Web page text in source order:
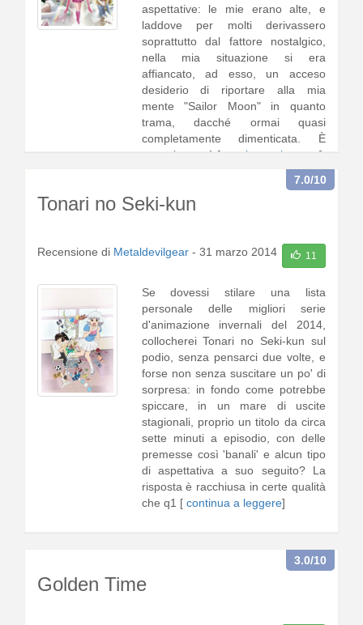
aspettative: le mie erano alte, e
laddove per molti derivassero
soprattutto dal fattore nostalgico,
nella mia situazione si era
affiancato, ad esso, un acceso
desiderio di riportare alla mia
mente "Sailor Moon" in quanto
trama, dacché ormai quasi
completamente dimenticata. È
stato, in un c1 [continua a leggere]
Tonari no Seki-kun
7.0/10
Recensione di Metaldevilgear - 31 marzo 2014 11
Se dovessi stilare una lista
personale delle migliori serie
d'animazione invernali del 2014,
collocherei Tonari no Seki-kun sul
podio, senza pensarci due volte, e
forse non senza suscitare un po' di
sorpresa: in fondo come potrebbe
spiccare, in un mare di uscite
stagionali, proprio un titolo da circa
sette minuti a episodio, con delle
premesse così 'banali' e alcun tipo
di aspettativa a suo seguito? La
risposta è racchiusa in certe qualità
che q1 [ continua a leggere]
Golden Time
3.0/10